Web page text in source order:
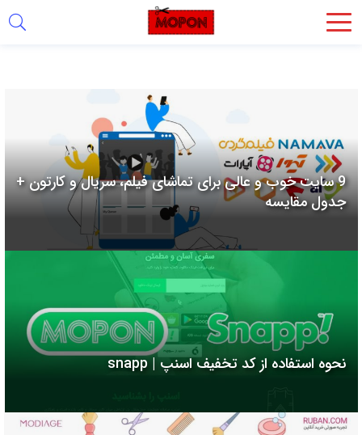
اشتراک
از
روش‌های
زیر
می‌توانید
صفحه
دوستان
خود
به
بگذارید.
9 سایت خوب و عالی برای تماشای فیلم، سریال و کارتون +
جدول مقایسه
نحوه استفاده از کد تخفیف اسنپ | snapp